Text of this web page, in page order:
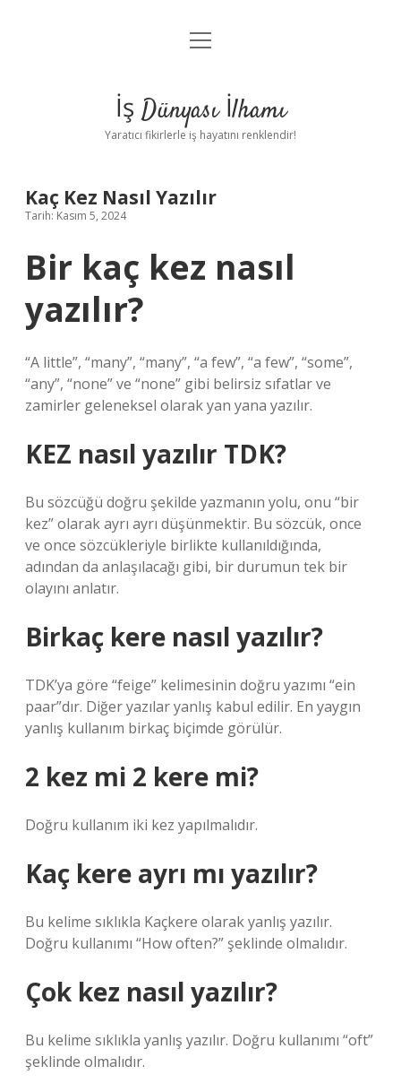
Anasayfa
Yasal Uyarı
menüyü
İş Dünyası İlhamı
Yaratıcı fikirlerle iş hayatını renklendir!
Kaç Kez Nasıl Yazılır
Tarih: Kasım 5, 2024
Bir kaç kez nasıl
yazılır?
“A little”, “many”, “many”, “a few”, “a few”, “some”,
“any”, “none” ve “none” gibi belirsiz sıfatlar ve
zamirler geleneksel olarak yan yana yazılır.
KEZ nasıl yazılır TDK?
Bu sözcüğü doğru şekilde yazmanın yolu, onu “bir
kez” olarak ayrı ayrı düşünmektir. Bu sözcük, once
ve once sözcükleriyle birlikte kullanıldığında,
adından da anlaşılacağı gibi, bir durumun tek bir
olayını anlatır.
Birkaç kere nasıl yazılır?
TDK’ya göre “feige” kelimesinin doğru yazımı “ein
paar”dır. Diğer yazılar yanlış kabul edilir. En yaygın
yanlış kullanım birkaç biçimde görülür.
2 kez mi 2 kere mi?
Doğru kullanım iki kez yapılmalıdır.
Kaç kere ayrı mı yazılır?
Bu kelime sıklıkla Kaçkere olarak yanlış yazılır.
Doğru kullanımı “How often?” şeklinde olmalıdır.
Çok kez nasıl yazılır?
Bu kelime sıklıkla yanlış yazılır. Doğru kullanımı “oft”
şeklinde olmalıdır.